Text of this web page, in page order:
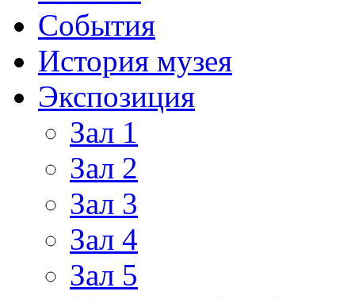
События
История музея
Экспозиция
Зал 1
Зал 2
Зал 3
Зал 4
Зал 5